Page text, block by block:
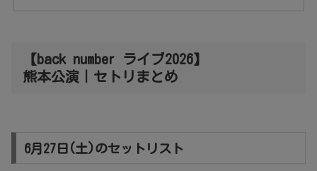
【back number ライブ2026】
熊本公演｜セトリまとめ
6月27日(土)のセットリスト